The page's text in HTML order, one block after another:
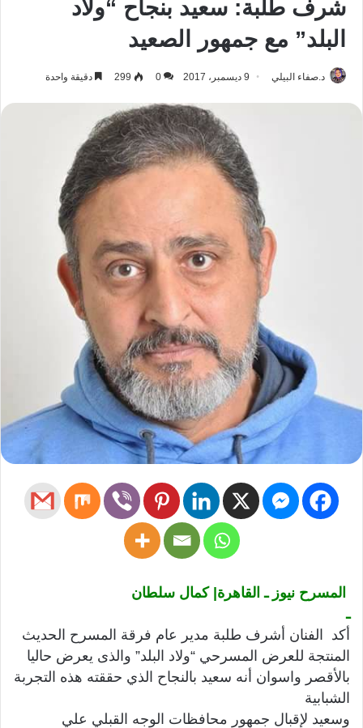
شرف طلبة: سعيد بنجاح “ولاد
البلد” مع جمهور الصعيد
د.صفاء البيلي 9 ديسمبر، 2017 0
299 دقيقة واحدة
المسرح نيوز ـ القاهرة| كمال سلطان
ـ
أكد الفنان أشرف طلبة مدير عام فرقة المسرح الحديث
المنتجة للعرض المسرحي “ولاد البلد” والذى يعرض حاليا
بالأقصر واسوان أنه سعيد بالنجاح الذي حققته هذه التجربة
الشبابية
وسعيد لإقبال جمهور محافظات الوجه القبلي علي